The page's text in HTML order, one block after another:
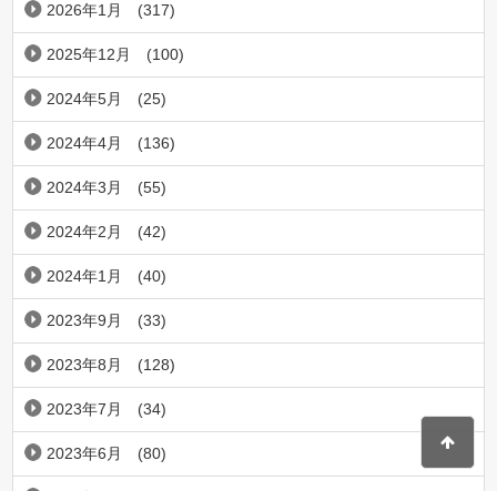
2026年1月 (317)
2025年12月 (100)
2024年5月 (25)
2024年4月 (136)
2024年3月 (55)
2024年2月 (42)
2024年1月 (40)
2023年9月 (33)
2023年8月 (128)
2023年7月 (34)
2023年6月 (80)